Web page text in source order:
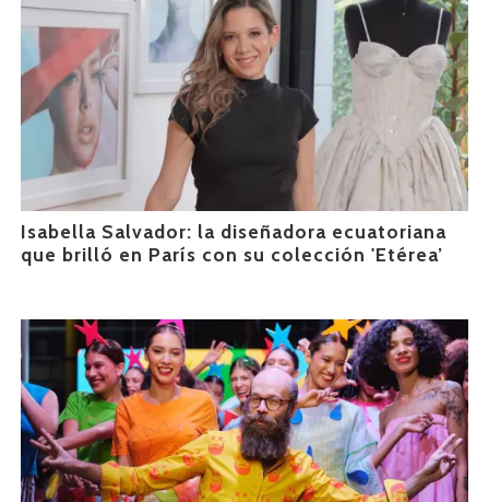
Isabella Salvador: la diseñadora ecuatoriana
que brilló en París con su colección 'Etérea’